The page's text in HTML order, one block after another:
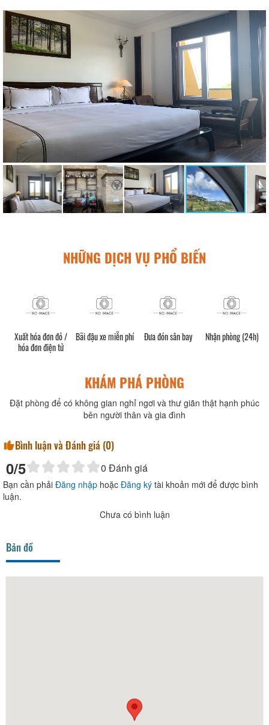
NHỮNG DỊCH VỤ PHỔ BIẾN
Bãi đậu xe miễn phí Đưa đón sân bay Nhận phòng (24h) Quầy lễ tân (24h)
KHÁM PHÁ PHÒNG
Đặt phòng để có không gian nghỉ ngơi và thư giãn thật hạnh phúc
bên người thân và gia đình
Bình luận và Đánh giá (0)
0/5 0 Đánh giá
Bạn cần phải Đăng nhập hoặc Đăng ký tài khoản mới để được bình
luận.
Chưa có bình luận
Bản đồ